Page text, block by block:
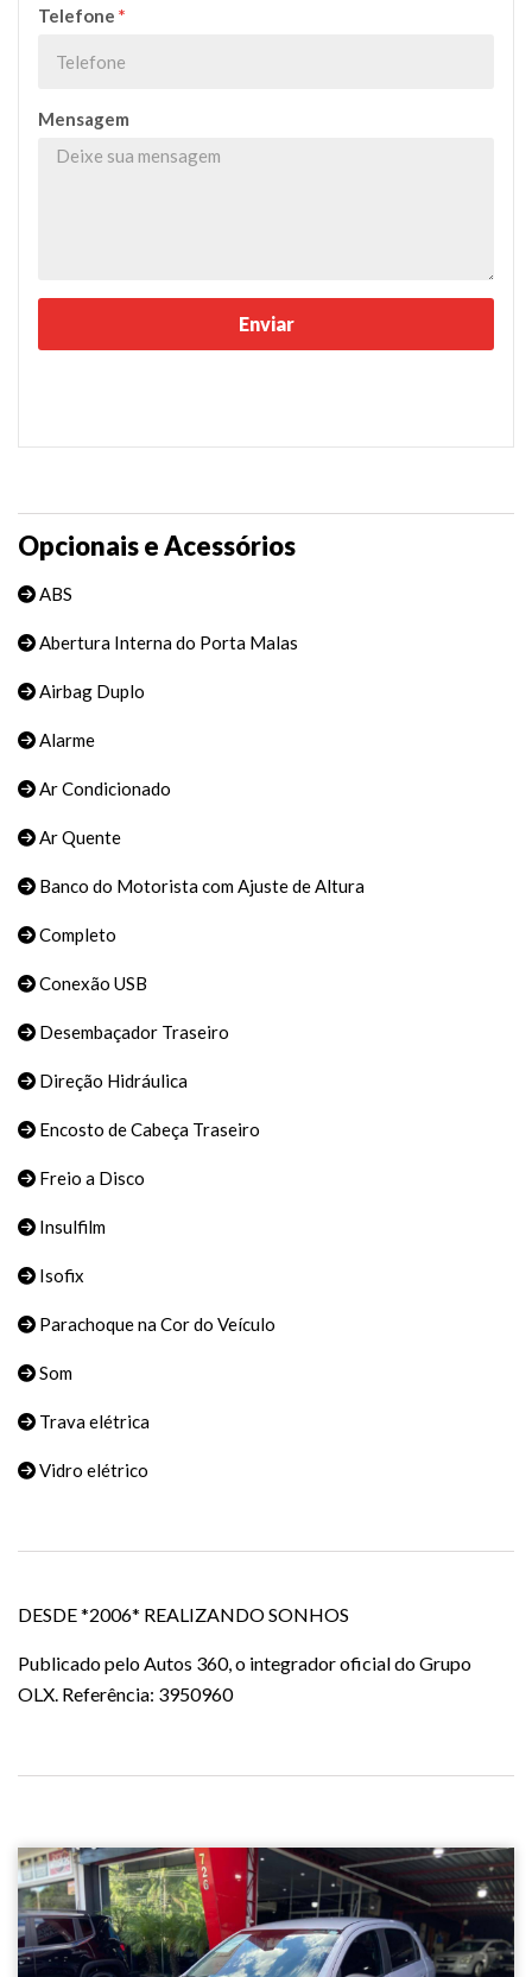
Telefone *
Mensagem
Opcionais e Acessórios
ABS
Abertura Interna do Porta Malas
Airbag Duplo
Alarme
Ar Condicionado
Ar Quente
Banco do Motorista com Ajuste de Altura
Completo
Conexão USB
Desembaçador Traseiro
Direção Hidráulica
Encosto de Cabeça Traseiro
Freio a Disco
Insulfilm
Isofix
Parachoque na Cor do Veículo
Som
Trava elétrica
Vidro elétrico
DESDE *2006* REALIZANDO SONHOS
Publicado pelo Autos 360, o integrador oficial do Grupo
OLX. Referência: 3950960